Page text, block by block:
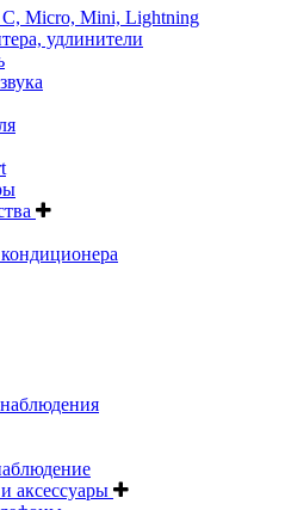
C, Micro, Mini, Lightning
удлинители
аксессуары